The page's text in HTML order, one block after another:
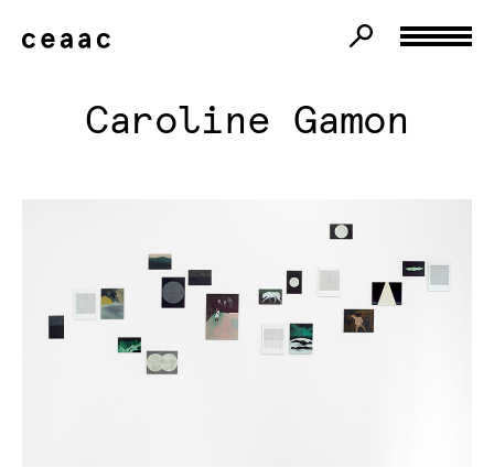
Caroline Gamon